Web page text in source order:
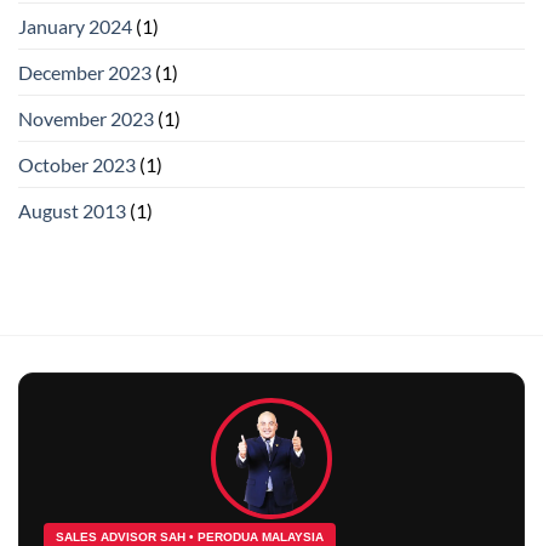
January 2024 (1)
December 2023 (1)
November 2023 (1)
October 2023 (1)
August 2013 (1)
SALES ADVISOR SAH • PERODUA MALAYSIA